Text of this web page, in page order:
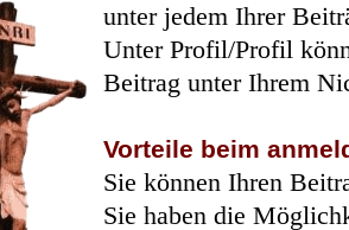
unter jedem Ihrer
Unter Profil/Profil
Beitrag unter Ihrem
Vorteile beim
Sie können Ihren
Sie haben die